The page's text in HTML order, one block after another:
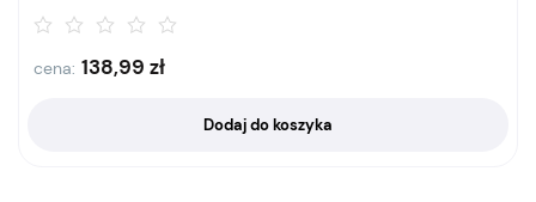
cena: 138,99 zł
Dodaj do koszyka